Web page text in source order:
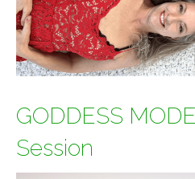
GODDESS
Session